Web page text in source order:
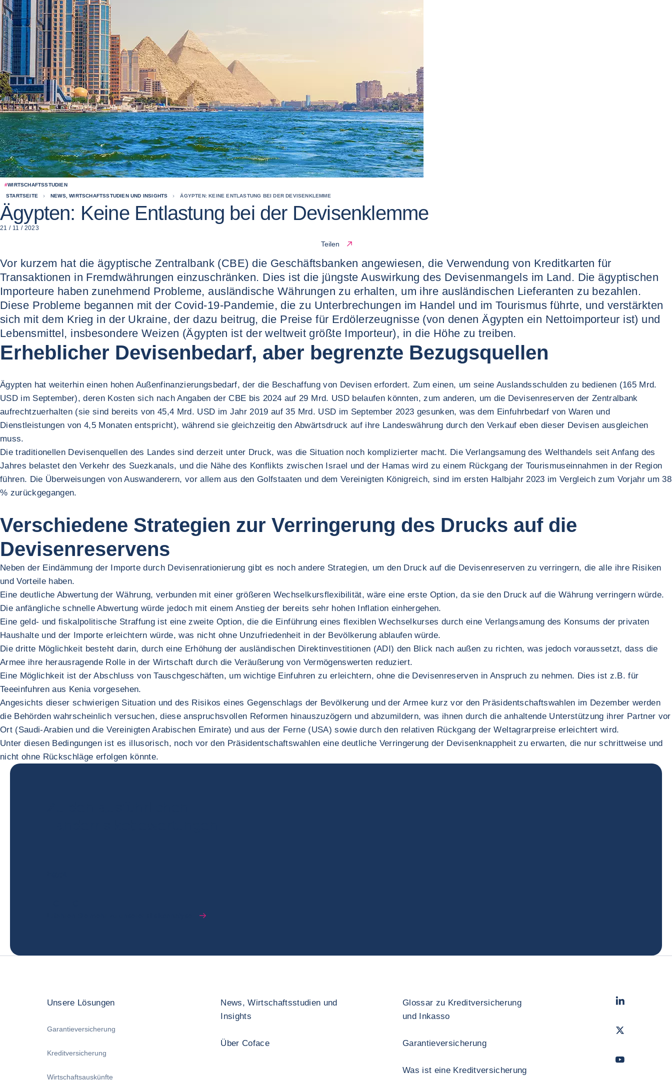
#WIRTSCHAFTSSTUDIEN
STARTSEITE
NEWS, WIRTSCHAFTSSTUDIEN UND INSIGHTS ÄGYPTEN: KEINE ENTLASTUNG BEI DER DEVISENKLEMME
Ägypten: Keine Entlastung bei der Devisenklemme
21 / 11 / 2023
Teilen
Vor kurzem hat die ägyptische Zentralbank (CBE) die Geschäftsbanken angewiesen, die Verwendung von Kreditkarten für
Transaktionen in Fremdwährungen einzuschränken. Dies ist die jüngste Auswirkung des Devisenmangels im Land. Die ägyptischen
Importeure haben zunehmend Probleme, ausländische Währungen zu erhalten, um ihre ausländischen Lieferanten zu bezahlen.
Diese Probleme begannen mit der Covid-19-Pandemie, die zu Unterbrechungen im Handel und im Tourismus führte, und verstärkten
sich mit dem Krieg in der Ukraine, der dazu beitrug, die Preise für Erdölerzeugnisse (von denen Ägypten ein Nettoimporteur ist) und
Lebensmittel, insbesondere Weizen (Ägypten ist der weltweit größte Importeur), in die Höhe zu treiben.
Erheblicher Devisenbedarf, aber begrenzte Bezugsquellen
Ägypten hat weiterhin einen hohen Außenfinanzierungsbedarf, der die Beschaffung von Devisen erfordert. Zum einen, um seine Auslandsschulden zu bedienen (165 Mrd.
USD im September), deren Kosten sich nach Angaben der CBE bis 2024 auf 29 Mrd. USD belaufen könnten, zum anderen, um die Devisenreserven der Zentralbank
aufrechtzuerhalten (sie sind bereits von 45,4 Mrd. USD im Jahr 2019 auf 35 Mrd. USD im September 2023 gesunken, was dem Einfuhrbedarf von Waren und
Dienstleistungen von 4,5 Monaten entspricht), während sie gleichzeitig den Abwärtsdruck auf ihre Landeswährung durch den Verkauf eben dieser Devisen ausgleichen
muss.
Die traditionellen Devisenquellen des Landes sind derzeit unter Druck, was die Situation noch komplizierter macht. Die Verlangsamung des Welthandels seit Anfang des
Jahres belastet den Verkehr des Suezkanals, und die Nähe des Konflikts zwischen Israel und der Hamas wird zu einem Rückgang der Tourismuseinnahmen in der Region
führen. Die Überweisungen von Auswanderern, vor allem aus den Golfstaaten und dem Vereinigten Königreich, sind im ersten Halbjahr 2023 im Vergleich zum Vorjahr um 38
% zurückgegangen.
Verschiedene Strategien zur Verringerung des Drucks auf die
Devisenreservens
Neben der Eindämmung der Importe durch Devisenrationierung gibt es noch andere Strategien, um den Druck auf die Devisenreserven zu verringern, die alle ihre Risiken
und Vorteile haben.
Eine deutliche Abwertung der Währung, verbunden mit einer größeren Wechselkursflexibilität, wäre eine erste Option, da sie den Druck auf die Währung verringern würde.
Die anfängliche schnelle Abwertung würde jedoch mit einem Anstieg der bereits sehr hohen Inflation einhergehen.
Eine geld- und fiskalpolitische Straffung ist eine zweite Option, die die Einführung eines flexiblen Wechselkurses durch eine Verlangsamung des Konsums der privaten
Haushalte und der Importe erleichtern würde, was nicht ohne Unzufriedenheit in der Bevölkerung ablaufen würde.
Die dritte Möglichkeit besteht darin, durch eine Erhöhung der ausländischen Direktinvestitionen (ADI) den Blick nach außen zu richten, was jedoch voraussetzt, dass die
Armee ihre herausragende Rolle in der Wirtschaft durch die Veräußerung von Vermögenswerten reduziert.
Eine Möglichkeit ist der Abschluss von Tauschgeschäften, um wichtige Einfuhren zu erleichtern, ohne die Devisenreserven in Anspruch zu nehmen. Dies ist z.B. für
Teeeinfuhren aus Kenia vorgesehen.
Angesichts dieser schwierigen Situation und des Risikos eines Gegenschlags der Bevölkerung und der Armee kurz vor den Präsidentschaftswahlen im Dezember werden
die Behörden wahrscheinlich versuchen, diese anspruchsvollen Reformen hinauszuzögern und abzumildern, was ihnen durch die anhaltende Unterstützung ihrer Partner vor
Ort (Saudi-Arabien und die Vereinigten Arabischen Emirate) und aus der Ferne (USA) sowie durch den relativen Rückgang der Weltagrarpreise erleichtert wird.
Unter diesen Bedingungen ist es illusorisch, noch vor den Präsidentschaftswahlen eine deutliche Verringerung der Devisenknappheit zu erwarten, die nur schrittweise und
nicht ohne Rückschläge erfolgen könnte.
Unsere Lösungen
Garantieversicherung
Kreditversicherung
Wirtschaftsauskünfte
News, Wirtschaftsstudien und
Insights
Über Coface
Glossar zu Kreditversicherung
und Inkasso
Garantieversicherung
Was ist eine Kreditversicherung
LinkedIn
Twitter
YouTube